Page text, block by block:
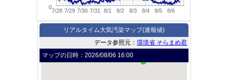
7/28 7/29 7/30 7/31 8/1 8/2 8/3 8/4 8/5 8/6
0
リアルタイム大気汚染マップ(速報値)
データ参照元：環境省 そらまめ君
マップの日時：2026/08/06 16:00